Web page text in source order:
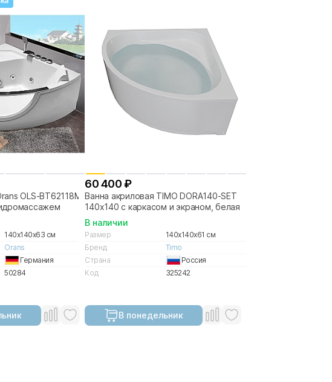
OLS-BT62118M
140x140x63 см
Orans
Германия
50284
60 400 ₽
Ванна акриловая TIMO DORA140-SET
140х140 с каркасом и экраном, белая
В наличии
Размер
140x140x61 см
Бренд
Timo
Страна
Россия
Код
325242
В понедельник